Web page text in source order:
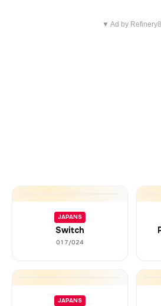
▼ Ad by
JAPANS
Switch
017/024
JAPANS